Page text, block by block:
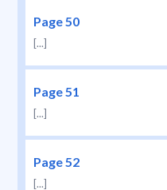
Page 50
[...]
Page 51
[...]
Page 52
[...]